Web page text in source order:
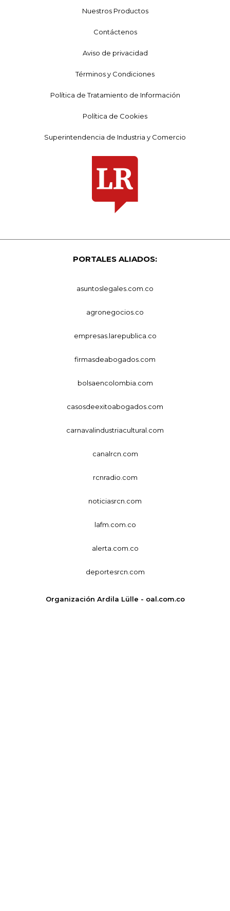
Nuestros Productos
Contáctenos
Aviso de privacidad
Términos y Condiciones
Política de Tratamiento de Información
Política de Cookies
Superintendencia de Industria y Comercio
PORTALES ALIADOS:
asuntoslegales.com.co
agronegocios.co
empresas.larepublica.co
firmasdeabogados.com
bolsaencolombia.com
casosdeexitoabogados.com
carnavalindustriacultural.com
canalrcn.com
rcnradio.com
noticiasrcn.com
lafm.com.co
alerta.com.co
deportesrcn.com
Organización Ardila Lülle - oal.com.co